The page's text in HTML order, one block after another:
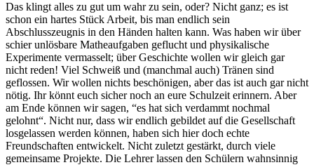
Das klingt alles zu gut um wahr zu sein, oder? Nicht ganz; es ist
schon ein hartes Stück Arbeit, bis man endlich sein
Abschlusszeugnis in den Händen halten kann. Was haben wir über
schier unlösbare Matheaufgaben geflucht und physikalische
Experimente vermasselt; über Geschichte wollen wir gleich gar
nicht reden! Viel Schweiß und (manchmal auch) Tränen sind
geflossen. Wir wollen nichts beschönigen, aber das ist auch gar nicht
nötig. Ihr könnt euch sicher noch an eure Schulzeit erinnern. Aber
am Ende können wir sagen, “es hat sich verdammt nochmal
gelohnt“. Nicht nur, dass wir endlich gebildet auf die Gesellschaft
losgelassen werden können, haben sich hier doch echte
Freundschaften entwickelt. Nicht zuletzt gestärkt, durch viele
gemeinsame Projekte. Die Lehrer lassen den Schülern wahnsinnig